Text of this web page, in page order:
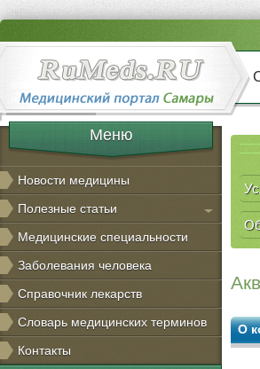
Меню
Новости медицины
Полезные статьи
Медицинские специальности
Заболевания человека
Справочник лекарств
Словарь медицинских терминов
Контакты
О